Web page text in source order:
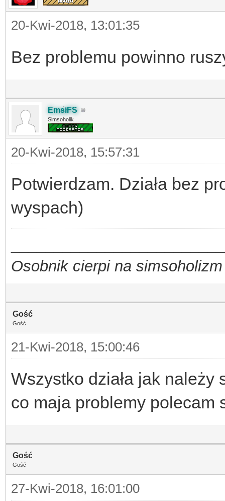
20-Kwi-2018, 13:01:35
Bez problemu powinno
EmsiFS
Simsoholik
20-Kwi-2018, 15:57:31
Potwierdzam. Działa bez
wyspach)
Osobnik cierpi na
Gość
Gość
21-Kwi-2018, 15:00:46
Wszystko działa jak
co maja problemy polecam
Gość
Gość
27-Kwi-2018, 16:01:00